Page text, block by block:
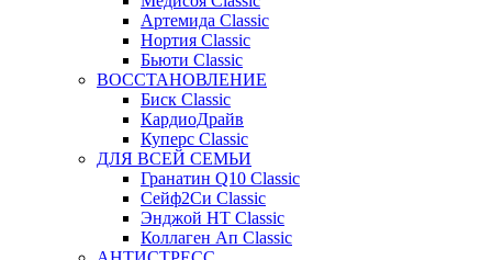
Артемида Classic
Нортия Classic
Бьюти Classic
ВОССТАНОВЛЕНИЕ
Биск Classic
КардиоДрайв
Куперс Classic
ДЛЯ ВСЕЙ СЕМЬИ
Гранатин Q10 Classic
Сейф2Си Classic
Энджой НТ Classic
Коллаген Ап Classic